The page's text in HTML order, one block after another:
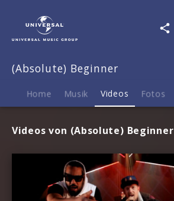
Beginner
Videos
(Absolute) Beginner
Home Musik Videos Fotos
Videos von (Absolute) Beginner